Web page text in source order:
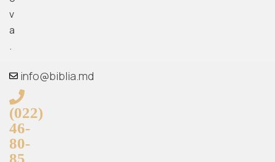
v
a
.
info@biblia.md
(022)
46-
80-
85